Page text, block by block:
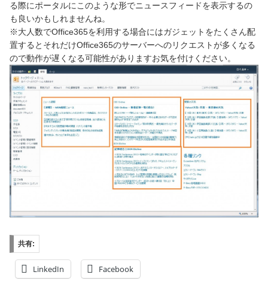
る際にポータルにこのような形でニュースフィードを表示するの
も良いかもしれませんね。
※大人数でOffice365を利用する場合にはガジェットをたくさん配
置するとそれだけOffice365のサーバーへのリクエストが多くなる
ので動作が遅くなる可能性がありますお気を付けください。
共有:
LinkedIn Facebook